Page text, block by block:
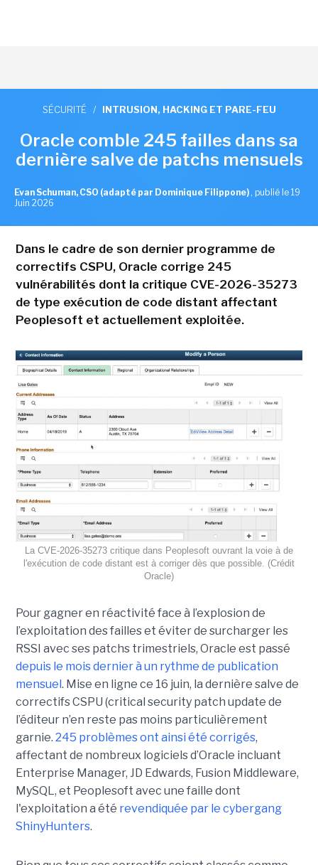
SÉCURITÉ / INTRUSION, HACKING ET PARE-FEU
Oracle comble 245 failles dans sa
dernière salve de patchs mensuels
Evan Schuman, CSO (adapté par Dominique Filippone) , publié le 19
Juin 2026
Dans le cadre de son dernier programme de
correctifs CSPU, Oracle corrige 245
vulnérabilités dont la critique CVE-2026-35273
de type exécution de code distant affectant
Peoplesoft et actuellement exploitée.
La CVE-2026-35273 critique dans Peoplesoft ouvrant la voie à de
l'exécution de code distant est à corriger dès que possible. (Crédit
Oracle)
Pour gagner en réactivité face à l’explosion de
l’exploitation des failles et éviter de surcharger les
RSSI avec ses patchs trimestriels, Oracle est passé
depuis le mois dernier à un rythme de publication
mensuel . Mise en ligne ce 16 juin, la dernière salve de
correctifs CSPU (critical security patch update de
l’éditeur n’en reste pas moins particulièrement
garnie. 245 problèmes ont ainsi été corrigés,
affectant de nombreux logiciels d’Oracle incluant
Enterprise Manager, JD Edwards, Fusion Middleware,
MySQL, et Peoplesoft avec une faille dont
l'exploitation a été revendiquée par le cybergang
ShinyHunters.